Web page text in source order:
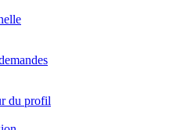
du profil